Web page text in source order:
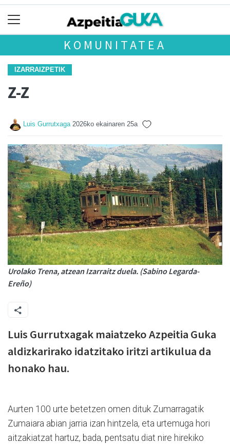
KOMUNITATEA
IZARRAIZPETIK
Z-Z
Luis Gurrutxaga 2026ko ekainaren 25a
Urolako Trena, atzean Izarraitz duela. (Sabino Legarda-
Ereño)
Luis Gurrutxagak maiatzeko Azpeitia Guka
aldizkarirako idatzitako iritzi artikulua da
honako hau.
Aurten 100 urte betetzen omen dituk Zumarragatik
Zumaiara abian jarria izan hintzela, eta urtemuga hori
aitzakiatzat hartuz, bada, pentsatu diat nire hirekiko